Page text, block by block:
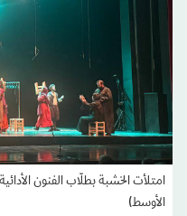
امتلأت الخشبة بطلّاب الفنون
الأوسط)